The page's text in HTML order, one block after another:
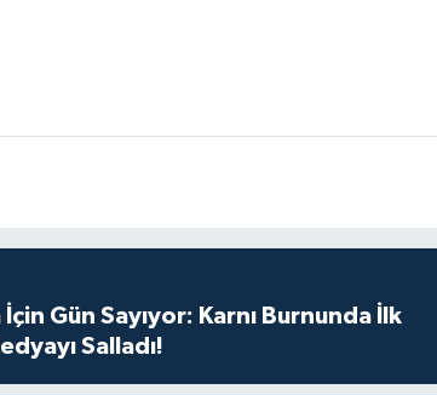
Gün Sayıyor: Karnı Burnunda İlk
Salladı!